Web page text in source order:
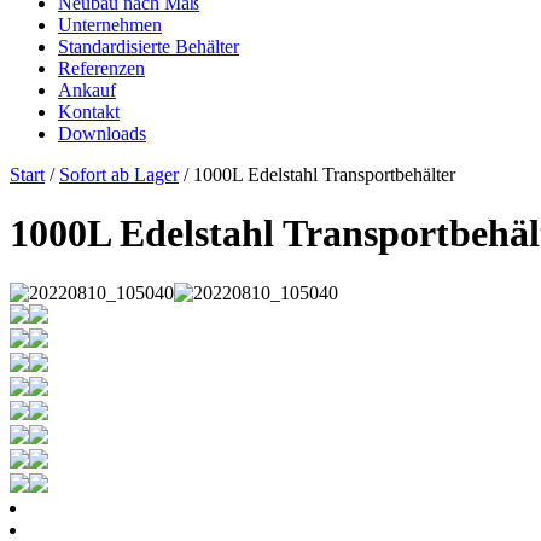
Unternehmen
Standardisierte Behälter
Referenzen
Ankauf
Kontakt
Downloads
Start / Sofort ab Lager/ 1000L Edelstahl Transportbehälter
1000L Edelstahl